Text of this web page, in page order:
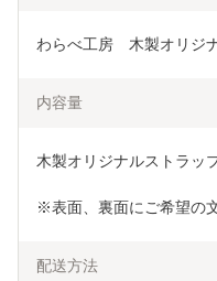
わらべ工房　木製オリジ
内容量
木製オリジナルストラッ
※表面、裏面にご希望の
配送方法